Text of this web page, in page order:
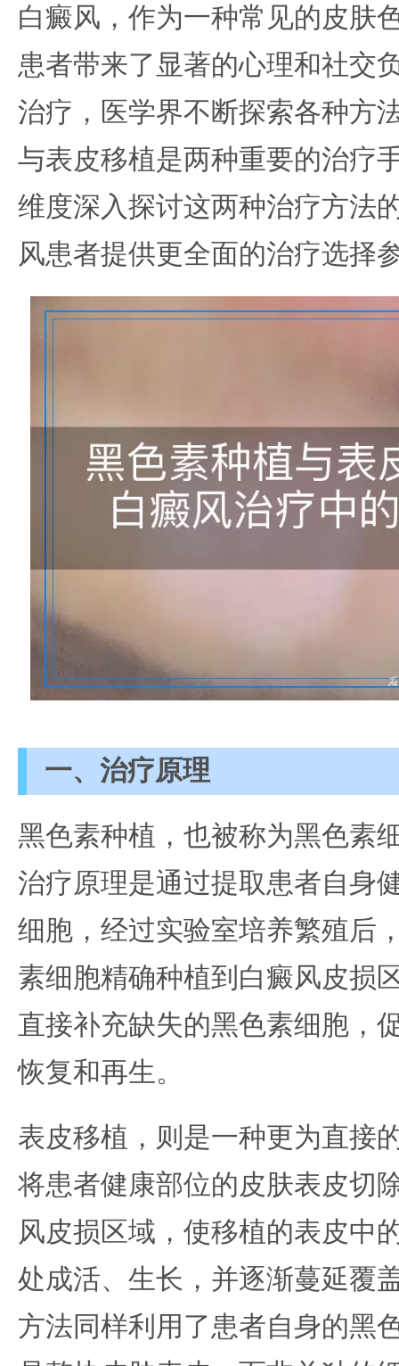
白癜风，作为一种常见的皮肤
患者带来了显著的心理和社交
治疗，医学界不断探索各种方
与表皮移植是两种重要的治疗
维度深入探讨这两种治疗方法
风患者提供更全面的治疗选择
一、治疗原理
黑色素种植，也被称为黑色素
治疗原理是通过提取患者自身
细胞，经过实验室培养繁殖后
素细胞精确种植到白癜风皮损
直接补充缺失的黑色素细胞，
恢复和再生。
表皮移植，则是一种更为直接
将患者健康部位的皮肤表皮切
风皮损区域，使移植的表皮中
处成活、生长，并逐渐蔓延覆
方法同样利用了患者自身的黑